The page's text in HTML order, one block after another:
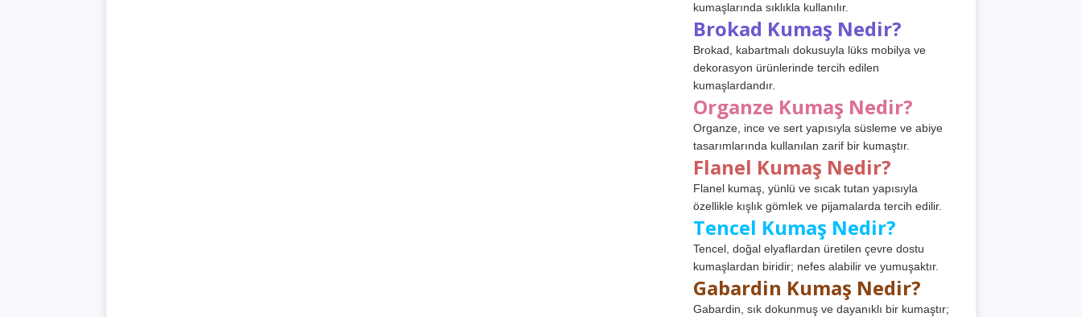
kumaşlarında sıklıkla kullanılır.
Brokad Kumaş Nedir?
Brokad, kabartmalı dokusuyla lüks mobilya ve
dekorasyon ürünlerinde tercih edilen
kumaşlardandır.
Organze Kumaş Nedir?
Organze, ince ve sert yapısıyla süsleme ve abiye
tasarımlarında kullanılan zarif bir kumaştır.
Flanel Kumaş Nedir?
Flanel kumaş, yünlü ve sıcak tutan yapısıyla
özellikle kışlık gömlek ve pijamalarda tercih edilir.
Tencel Kumaş Nedir?
Tencel, doğal elyaflardan üretilen çevre dostu
kumaşlardan biridir; nefes alabilir ve yumuşaktır.
Gabardin Kumaş Nedir?
Gabardin, sık dokunmuş ve dayanıklı bir kumaştır;